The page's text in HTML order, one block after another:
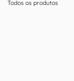
Todos os produtos